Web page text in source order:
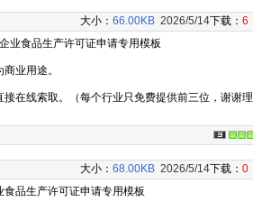
大小： 66.00KB 2026/5/14下载： 6
业食品生产许可证申请专用模板
业用途。
在线索取。（每个行业只免费提供前三位，谢谢理
大小： 68.00KB 2026/5/14下载： 0
品生产许可证申请专用模板